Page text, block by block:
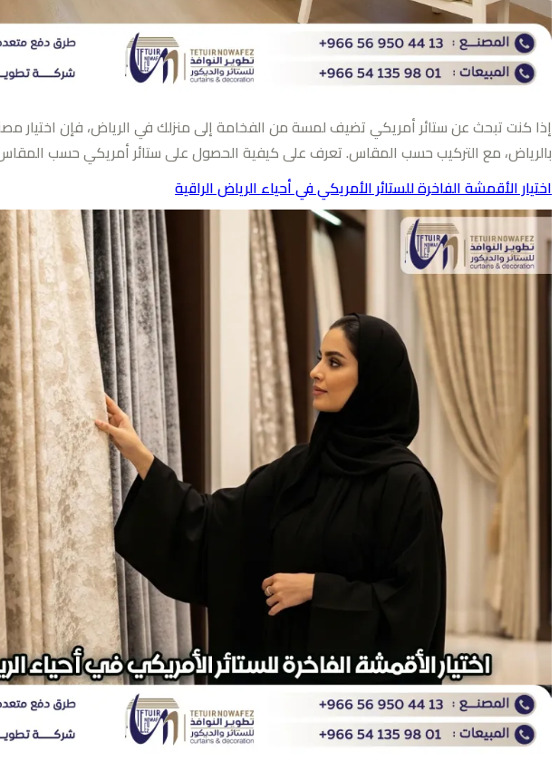
إذا كنت تبحث عن ستائر أمريكي تضيف لمسة من الفخامة إلى منزلك في الرياض، فإن اختيار
بالرياض، مع التركيب حسب المقاس. تعرف على كيفية الحصول على ستائر أمريكي حسب المقاس،
اختيار الأقمشة الفاخرة للستائر الأمريكي في أحياء الرياض الراقية